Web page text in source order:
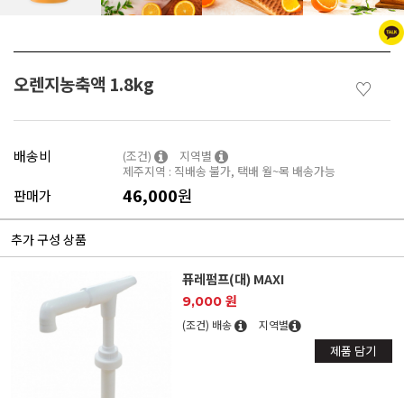
오렌지농축액 1.8kg ♡
배송비 (조건)
지역별
제주지역 : 직배송 불가, 택배 월~목 배송가능
판매가 46,000원
추가 구성 상품
퓨레펌프(대) MAXI
9,000 원
(조건) 배송 지역별
제품 담기